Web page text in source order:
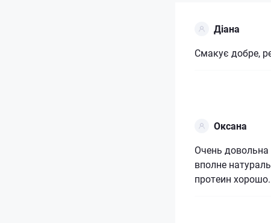
Діана
Смакує добре,
Оксана
Очень
вполне
протеин